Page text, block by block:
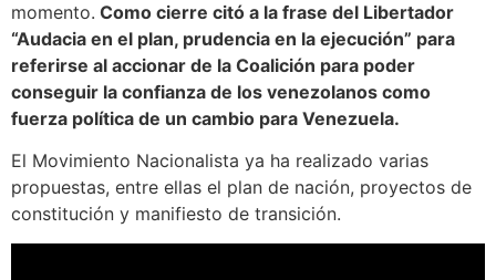
momento. Como cierre citó a la frase del Libertador
“Audacia en el plan, prudencia en la ejecución” para
referirse al accionar de la Coalición para poder
conseguir la confianza de los venezolanos como
fuerza política de un cambio para Venezuela.
El Movimiento Nacionalista ya ha realizado varias
propuestas, entre ellas el plan de nación, proyectos de
constitución y manifiesto de transición.